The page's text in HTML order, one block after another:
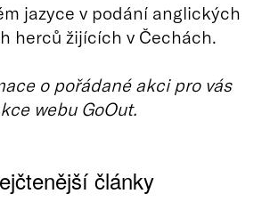
jazyce v podání anglických
herců žijících v Čechách.
o pořádané akci pro vás
webu GoOut.
články